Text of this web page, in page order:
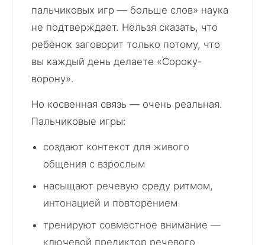
пальчиковых игр — больше слов» наука
не подтверждает. Нельзя сказать, что
ребёнок заговорит только потому, что
вы каждый день делаете «Сороку-
ворону».
Но косвенная связь — очень реальная.
Пальчиковые игры:
создают контекст для живого
общения с взрослым
насыщают речевую среду ритмом,
интонацией и повторением
тренируют совместное внимание —
ключевой предиктор речевого